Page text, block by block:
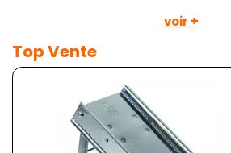
voir +
Top Vente